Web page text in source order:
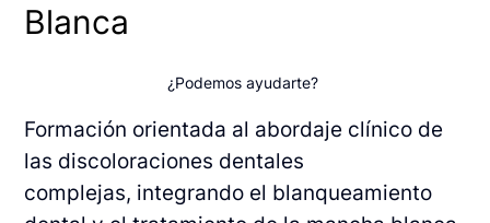
Blanca
¿Podemos ayudarte?
Formación orientada al abordaje clínico de
las discoloraciones dentales
complejas, integrando el blanqueamiento